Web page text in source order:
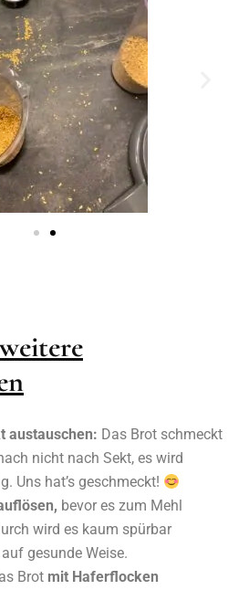
austauschen: Das Brot schmeckt
nicht nach Sekt, es wird
Uns hat’s geschmeckt!
bevor es zum Mehl
wird es kaum spürbar
gesunde Weise.
Brot mit Haferflocken